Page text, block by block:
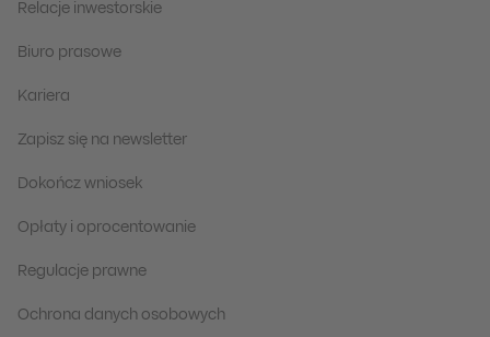
Relacje inwestorskie
Biuro prasowe
Kariera
Zapisz się na newsletter
Dokończ wniosek
Opłaty i oprocentowanie
Regulacje prawne
Ochrona danych osobowych